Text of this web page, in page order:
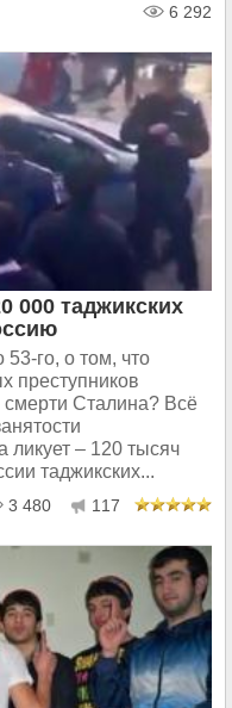
6 292
000 таджикских
го, о том, что
преступников
Сталина? Всё
– 120 тысяч
таджикских...
3 480 117